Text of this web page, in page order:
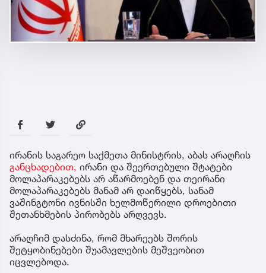
ირანის საგარეო საქმეთა მინისტრის, აბას არაღჩის
განცხადებით, ირანი და შეერთებული შტატები
მოლაპარაკებებს არ აწარმოებენ და თეირანი
მოლაპარაკებებს მანამ არ დაიწყებს, სანამ
ვაშინგტონი ივნისში ხელმოწერილი დროებითი
შეთანხმების პირობებს არღვევს.
არაღჩიმ დასძინა, რომ მხარეებს შორის
შეტყობინებები შუამავლების მეშვეობით
იცვლებოდა.